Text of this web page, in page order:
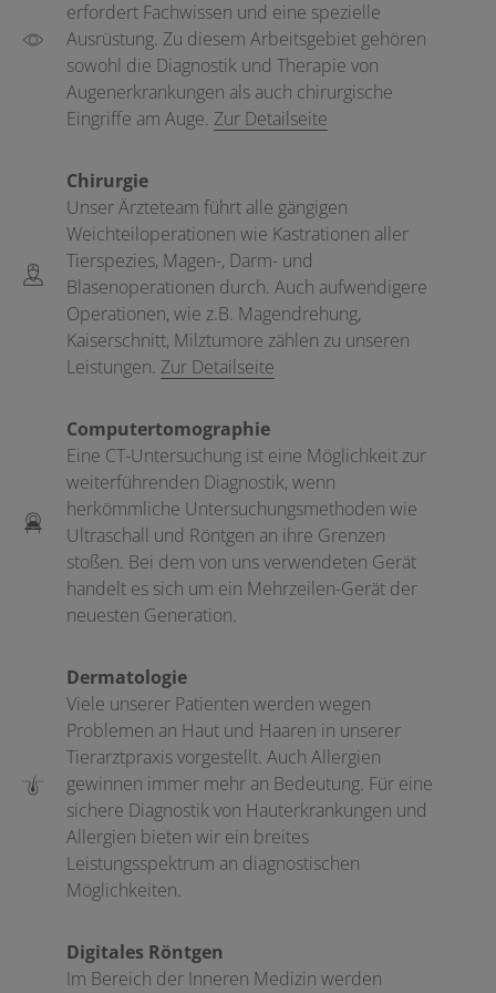
erfordert Fachwissen und eine spezielle
Ausrüstung. Zu diesem Arbeitsgebiet gehören
sowohl die Diagnostik und Therapie von
Augenerkrankungen als auch chirurgische
Eingriffe am Auge. Zur Detailseite
Chirurgie
Unser Ärzteteam führt alle gängigen
Weichteiloperationen wie Kastrationen aller
Tierspezies, Magen-, Darm- und
Blasenoperationen durch. Auch aufwendigere
Operationen, wie z.B. Magendrehung,
Kaiserschnitt, Milztumore zählen zu unseren
Leistungen. Zur Detailseite
Computertomographie
Eine CT-Untersuchung ist eine Möglichkeit zur
weiterführenden Diagnostik, wenn
herkömmliche Untersuchungsmethoden wie
Ultraschall und Röntgen an ihre Grenzen
stoßen. Bei dem von uns verwendeten Gerät
handelt es sich um ein Mehrzeilen-Gerät der
neuesten Generation.
Dermatologie
Viele unserer Patienten werden wegen
Problemen an Haut und Haaren in unserer
Tierarztpraxis vorgestellt. Auch Allergien
gewinnen immer mehr an Bedeutung. Für eine
sichere Diagnostik von Hauterkrankungen und
Allergien bieten wir ein breites
Leistungsspektrum an diagnostischen
Möglichkeiten.
Digitales Röntgen
Im Bereich der Inneren Medizin werden